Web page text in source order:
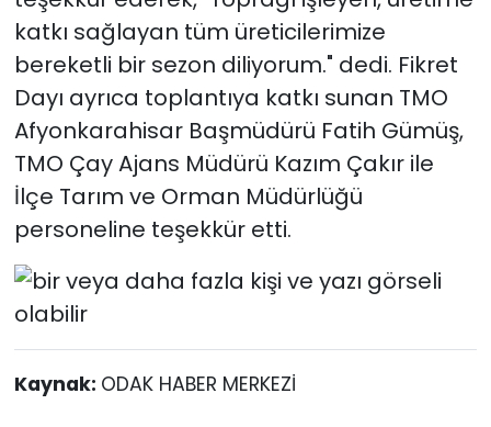
katkı sağlayan tüm üreticilerimize
bereketli bir sezon diliyorum." dedi. Fikret
Dayı ayrıca toplantıya katkı sunan TMO
Afyonkarahisar Başmüdürü Fatih Gümüş,
TMO Çay Ajans Müdürü Kazım Çakır ile
İlçe Tarım ve Orman Müdürlüğü
personeline teşekkür etti.
Kaynak: ODAK HABER MERKEZİ